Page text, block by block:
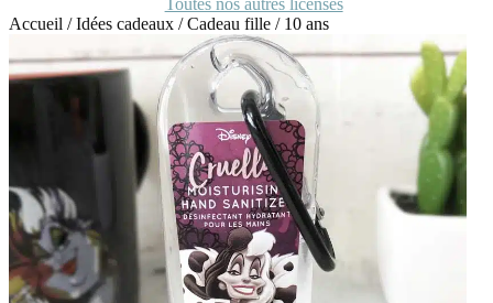
Accueil /Idées cadeaux /Cadeau fille / 10 ans